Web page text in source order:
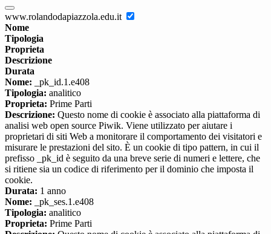
www.rolandodapiazzola.edu.it
Nome
Tipologia
Proprieta
Descrizione
Durata
Nome: _pk_id.1.e408
Tipologia: analitico
Proprieta: Prime Parti
Descrizione: Questo nome di cookie è associato alla piattaforma di
analisi web open source Piwik. Viene utilizzato per aiutare i
proprietari di siti Web a monitorare il comportamento dei visitatori e
misurare le prestazioni del sito. È un cookie di tipo pattern, in cui il
prefisso _pk_id è seguito da una breve serie di numeri e lettere, che
si ritiene sia un codice di riferimento per il dominio che imposta il
cookie.
Durata: 1 anno
Nome: _pk_ses.1.e408
Tipologia: analitico
Proprieta: Prime Parti